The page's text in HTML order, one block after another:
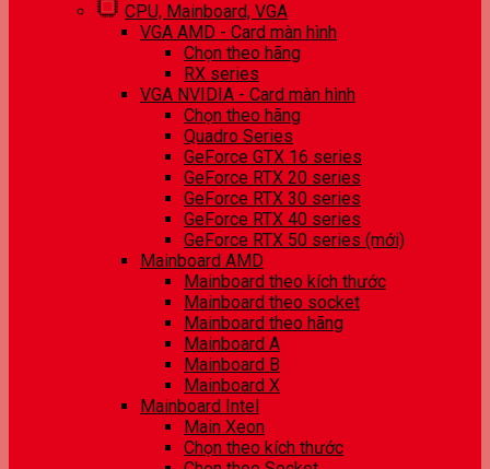
CPU, Mainboard, VGA
VGA AMD - Card màn hình
Chọn theo hãng
RX series
VGA NVIDIA - Card màn hình
Chọn theo hãng
Quadro Series
GeForce GTX 16 series
GeForce RTX 20 series
GeForce RTX 30 series
GeForce RTX 40 series
GeForce RTX 50 series (mới)
Mainboard AMD
Mainboard theo kích thước
Mainboard theo socket
Mainboard theo hãng
Mainboard A
Mainboard B
Mainboard X
Mainboard Intel
Main Xeon
Chọn theo kích thước